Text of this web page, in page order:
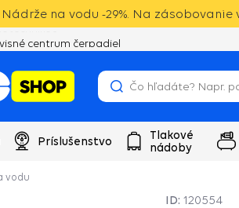
Nádrže na vodu -29%. Na
centrum čerpadiel
Príslušenstvo
Tlakové
nádoby
vodu
ID: 120554